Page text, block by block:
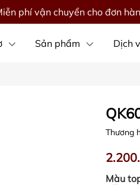
phí vận chuyển cho đơn
Sản phẩm Dịch
Thương
Màu